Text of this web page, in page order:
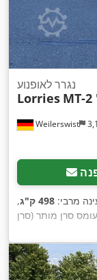
Weilerswist
נגרר לאופנוע
Lorries MT-
מרבי: 498 ק"ג
,
סרן מותר (סרן
2,396 מ"מ
, מתלה:
גודל צמיג:
נגרר ללא בלמים